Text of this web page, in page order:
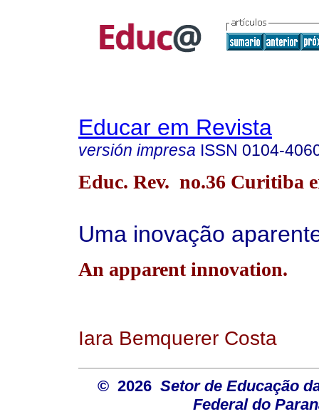
Educar em Revista
versión impresa ISSN 0104-
Educ. Rev. no.36 Curitiba
Uma inovação
An apparent innovation.
Iara Bemquerer Costa
© 2026 Setor de Educação
Federal do